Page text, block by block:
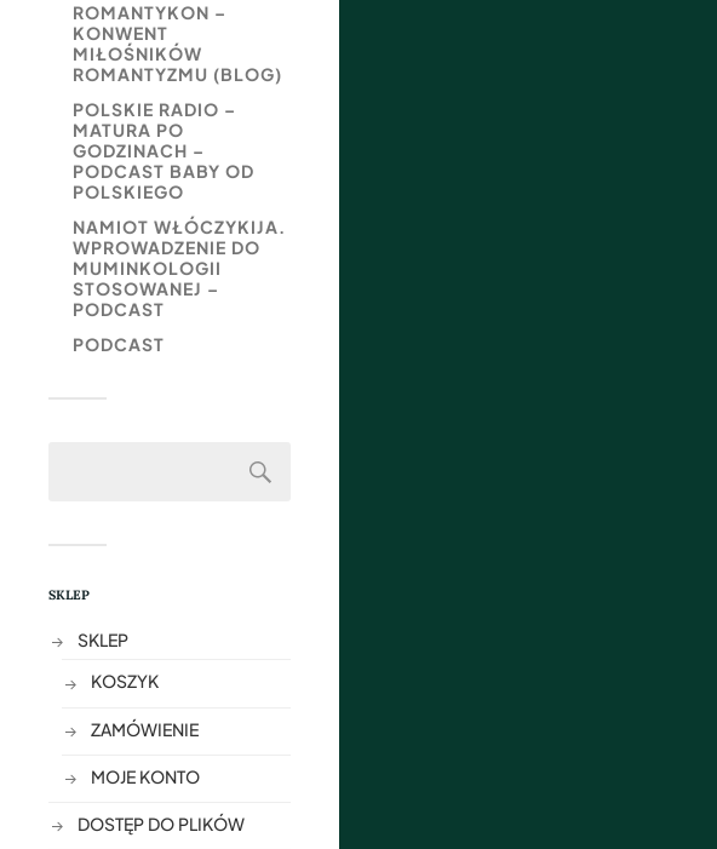
ROMANTYKON –
KONWENT
MIŁOŚNIKÓW
ROMANTYZMU (BLOG)
POLSKIE RADIO –
MATURA PO
GODZINACH –
PODCAST BABY OD
POLSKIEGO
NAMIOT WŁÓCZYKIJA.
WPROWADZENIE DO
MUMINKOLOGII
STOSOWANEJ –
PODCAST
PODCAST
SKLEP
SKLEP
KOSZYK
ZAMÓWIENIE
MOJE KONTO
DOSTĘP DO PLIKÓW